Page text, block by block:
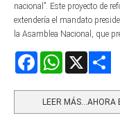
nacional”. Este proyecto de
extendería el mandato
la Asamblea Nacional, que
FacebookWhatsApp
LEER MÁS…AHORA